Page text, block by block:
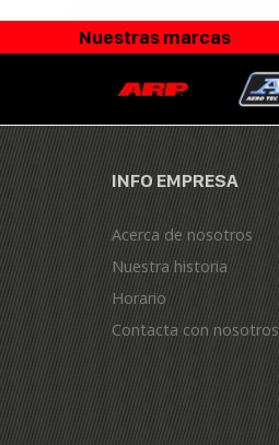
Nuestras marcas
INFO EMPRESA
Acerca de nosotros
Nuestra historia
Horario
Contacta con nosotros